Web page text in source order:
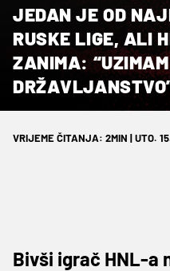
JEDAN JE OD
RUSKE LIGE, ALI
ZANIMA:
VRIJEME ČITANJA: 2MIN | UTO.
Bivši igrač HNL-a